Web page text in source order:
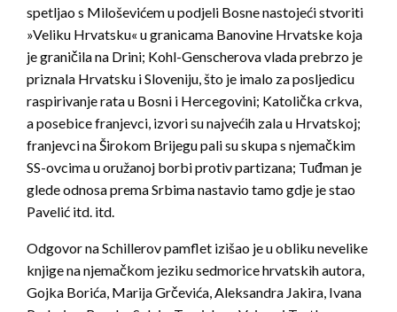
spetljao s Miloševićem u podjeli Bosne nastojeći stvoriti
»Veliku Hrvatsku« u granicama Banovine Hrvatske koja
je graničila na Drini; Kohl-Genscherova vlada prebrzo je
priznala Hrvatsku i Sloveniju, što je imalo za posljedicu
raspirivanje rata u Bosni i Hercegovini; Katolička crkva,
a posebice franjevci, izvori su najvećih zala u Hrvatskoj;
franjevci na Širokom Brijegu pali su skupa s njemačkim
SS-ovcima u oružanoj borbi protiv partizana; Tuđman je
glede odnosa prema Srbima nastavio tamo gdje je stao
Pavelić itd. itd.
Odgovor na Schillerov pamflet izišao je u obliku nevelike
knjige na njemačkom jeziku sedmorice hrvatskih autora,
Gojka Borića, Marija Grčevića, Aleksandra Jakira, Ivana